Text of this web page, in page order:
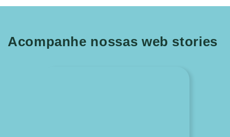
Acompanhe nossas web stories